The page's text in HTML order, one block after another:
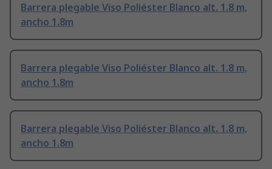
Barrera plegable Viso Poliéster Blanco alt. 1.8 m,
ancho 1.8m
Barrera plegable Viso Poliéster Blanco alt. 1.8 m,
ancho 1.8m
Barrera plegable Viso Poliéster Blanco alt. 1.8 m,
ancho 1.8m